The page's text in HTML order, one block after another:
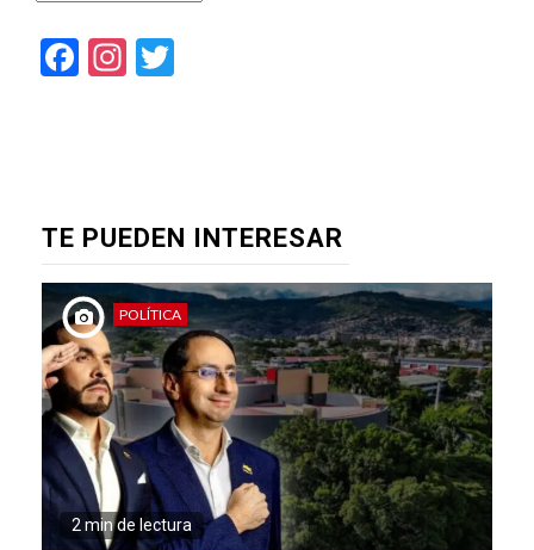
Facebook
Instagram
TE PUEDEN INTERESAR
POLÍTICA
2 min de lectura